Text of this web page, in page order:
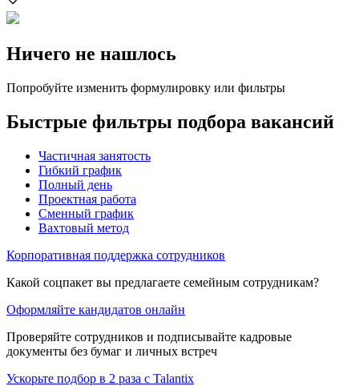
Ничего не нашлось
Попробуйте изменить формулировку или фильтры
Быстрые фильтры подбора вакансий
Частичная занятость
Гибкий график
Полный день
Проектная работа
Сменный график
Вахтовый метод
Корпоративная поддержка сотрудников
Какой соцпакет вы предлагаете семейным сотрудникам?
Оформляйте кандидатов онлайн
Проверяйте сотрудников и подписывайте кадровые
документы без бумаг и личных встреч
Ускорьте подбор в 2 раза с Talantix